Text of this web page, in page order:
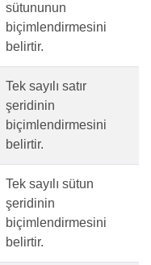
sütununun
biçimlendirmesini
belirtir.
Tek sayılı satır
şeridinin
biçimlendirmesini
belirtir.
Tek sayılı sütun
şeridinin
biçimlendirmesini
belirtir.